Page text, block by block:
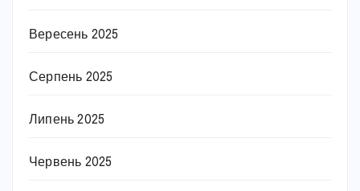
Вересень 2025
Серпень 2025
Липень 2025
Червень 2025